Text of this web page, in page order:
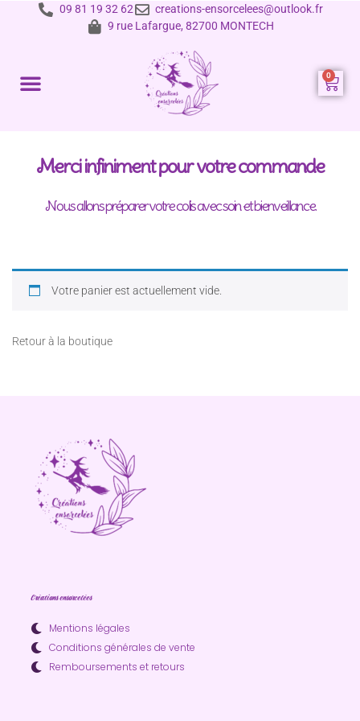
09 81 19 32 62
creations-ensorcelees@outlook.fr
9 rue Lafargue, 82700 MONTECH
Merci infiniment pour votre commande
Nous allons préparer votre colis avec soin et bienveillance.
Votre panier est actuellement vide.
Retour à la boutique
Créations ensorcelées
Mentions légales
Conditions générales de vente
Remboursements et retours